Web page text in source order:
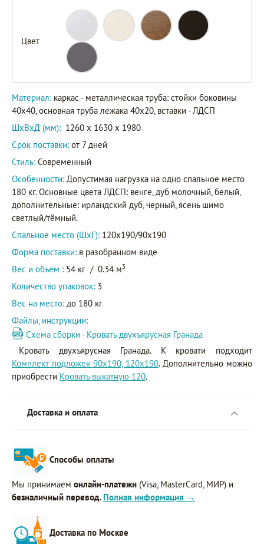
Цвет
Материал: каркас - металлическая труба: стойки боковины
40х40, основная труба лежака 40х20, вставки - ЛДСП
ШxВxД (мм): 1260 x 1630 x 1980
Срок поставки: от 7 дней
Стиль: Современный
Особенности: Допустимая нагрузка на одно спальное место
180 кг. Основные цвета ЛДСП: венге, дуб молочный, белый,
дополнительные: ирландский дуб, черный, ясень шимо
светлый/тёмный.
Спальное место (ШхГ): 120х190/90х190
Форма поставки: в разобранном виде
Вес и объем : 54 кг / 0.34 м3
Количество упаковок: 3
Вес на место: до 180 кг
Файлы, инструкции:
Схема сборки - Кровать двухъярусная Гранада
Кровать двухъярусная Гранада. К кровати подходит
Комплект подложек 90х190, 120х190. Дополнительно можно
приобрести Кровать выкатную 120.
Доставка и оплата
Способы оплаты
Мы принимаем онлайн-платежи (Visa, MasterCard, МИР) и
безналичный перевод. Полная информация →
Доставка по Москве